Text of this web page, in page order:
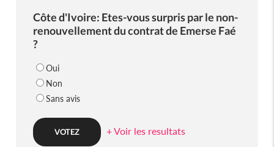
Côte d'Ivoire: Etes-vous surpris par le non-
renouvellement du contrat de Emerse Faé
?
Oui
Non
Sans avis
+ Voir les resultats